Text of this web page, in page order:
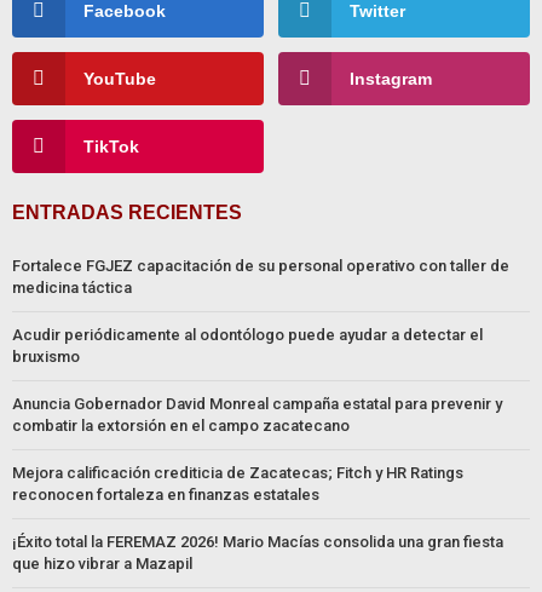
Facebook Twitter
YouTube Instagram
TikTok
ENTRADAS RECIENTES
Fortalece FGJEZ capacitación de su personal operativo con taller de
medicina táctica
Acudir periódicamente al odontólogo puede ayudar a detectar el
bruxismo
Anuncia Gobernador David Monreal campaña estatal para prevenir y
combatir la extorsión en el campo zacatecano
Mejora calificación crediticia de Zacatecas; Fitch y HR Ratings
reconocen fortaleza en finanzas estatales
¡Éxito total la FEREMAZ 2026! Mario Macías consolida una gran fiesta
que hizo vibrar a Mazapil